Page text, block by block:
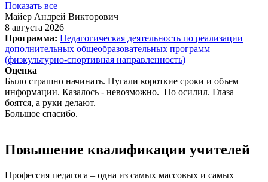
Показать все
Майер Андрей Викторович
8 августа 2026
Программа: Педагогическая деятельность по реализации
дополнительных общеобразовательных программ
(физкультурно-спортивная направленность)
Оценка
Было страшно начинать. Пугали короткие сроки и объем
информации. Казалось - невозможно. Но осилил. Глаза
боятся, а руки делают.
Большое спасибо.
Повышение квалификации учителей
Профессия педагога – одна из самых массовых и самых